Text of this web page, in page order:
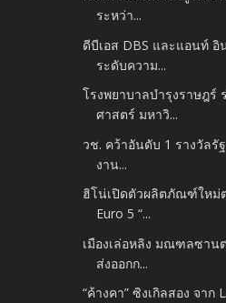
ระหว่า...
ดีบีเอส DBS และแอนท์
ระดับความ...
โรงพยาบาลบำรุงราษฎร์
ศาสตร์ มหาวิ...
วช. คว้าอันดับ 1 รางวัลรั
งาน...
ฮิโน่เปิดตัวผลิตภัณฑ์ใหม่
Euro 5 “...
เมืองเล่อหลิง มณฑลซาน
ส่งออกก...
“ค้างคา” ซิงเกิลสอง จาก